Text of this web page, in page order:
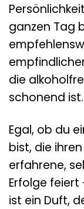
ganzen Tag
die
schonend ist.
Egal, ob du
bist, die
erfahrene,
Erfolge feiert
ist ein Duft,